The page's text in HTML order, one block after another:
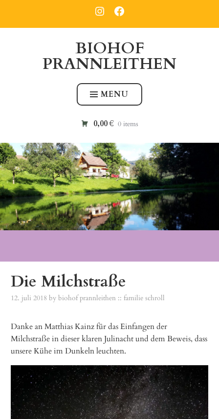
content
PRANNLEITHEN
INSTAGRAM
PRANNLEITHEN
FACEBOOK
BIOHOF
PRANNLEITHEN
MENU
0,00 € 0 items
Die Milchstraße
12. juli 2018 bybiohof prannleithen :: familie schroll
Danke an Matthias Kainz für das Einfangen der
Milchstraße in dieser klaren Julinacht und dem Beweis, dass
unsere Kühe im Dunkeln leuchten.